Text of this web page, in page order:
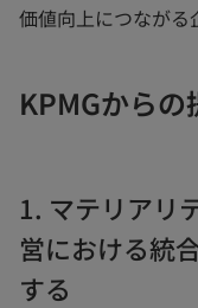
価値向上につながる
KPMGからの
1. マテリアリ
営における統
する